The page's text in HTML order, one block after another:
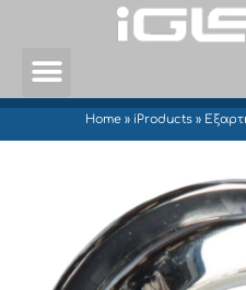
Home » iProducts »